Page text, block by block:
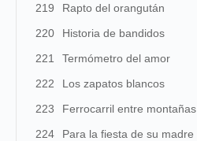
219
Rapto del orangután
220
Historia de bandidos
221
Termómetro del amor
222
Los zapatos blancos
223
Ferrocarril entre montañas
224
Para la fiesta de su madre